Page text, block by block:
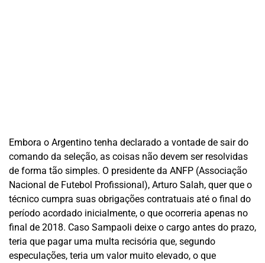
Embora o Argentino tenha declarado a vontade de sair do
comando da seleção, as coisas não devem ser resolvidas
de forma tão simples. O presidente da ANFP (Associação
Nacional de Futebol Profissional), Arturo Salah, quer que o
técnico cumpra suas obrigações contratuais até o final do
período acordado inicialmente, o que ocorreria apenas no
final de 2018. Caso Sampaoli deixe o cargo antes do prazo,
teria que pagar uma multa recisória que, segundo
especulações, teria um valor muito elevado, o que